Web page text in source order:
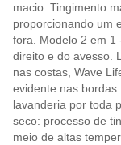
macio. Tingimento
proporcionando um
fora. Modelo 2 em 1
direito e do avesso.
nas costas, Wave
evidente nas
lavanderia por toda
seco: processo de
meio de altas